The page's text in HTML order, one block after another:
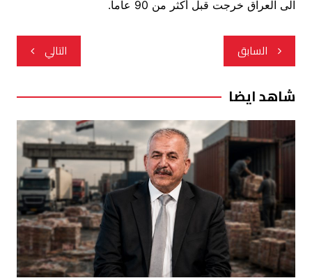
الى العراق خرجت قبل أكثر من 90 عاما.
تصفّح
المقالات
السابق التالي
شاهد ايضا